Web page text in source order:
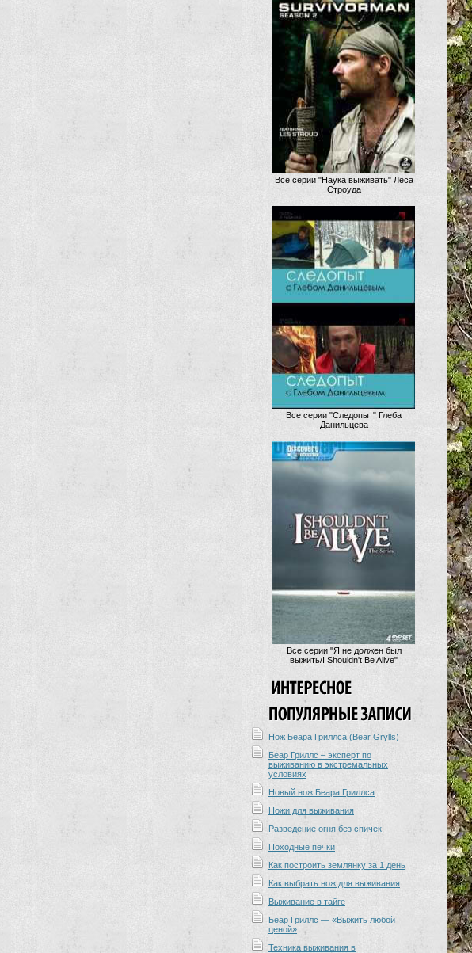
Все серии "Наука выживать" Леса
Строуда
Все серии "Следопыт" Глеба
Данильцева
Все серии "Я не должен был
выжить/I Shouldn't Be Alive"
Нож Беара Гриллса (Bear Grylls)
Беар Гриллс – эксперт по
выживанию в экстремальных
условиях
Новый нож Беара Гриллса
Ножи для выживания
Разведение огня без спичек
Походные печки
Как построить землянку за 1 день
Как выбрать нож для выживания
Выживание в тайге
Беар Гриллс — «Выжить любой
ценой»
Техника выживания в